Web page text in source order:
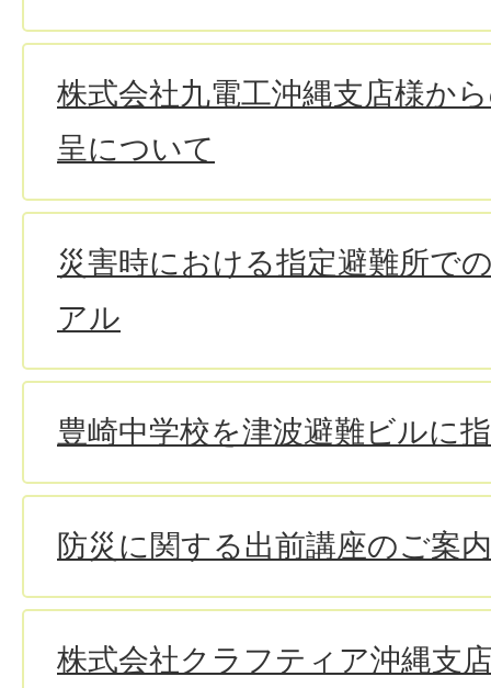
株式会社九電工沖縄支店様か
呈について
災害時における指定避難所で
アル
豊崎中学校を津波避難ビルに
防災に関する出前講座のご案内
株式会社クラフティア沖縄支